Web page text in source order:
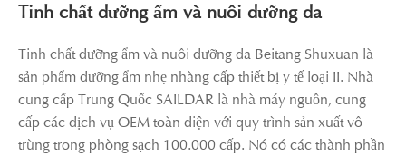
Tinh chất dưỡng ẩm và nuôi dưỡng da
Tinh chất dưỡng ẩm và nuôi dưỡng da Beitang Shuxuan là
sản phẩm dưỡng ẩm nhẹ nhàng cấp thiết bị y tế loại II. Nhà
cung cấp Trung Quốc SAILDAR là nhà máy nguồn, cung
cấp các dịch vụ OEM toàn diện với quy trình sản xuất vô
trùng trong phòng sạch 100.000 cấp. Nó có các thành phần